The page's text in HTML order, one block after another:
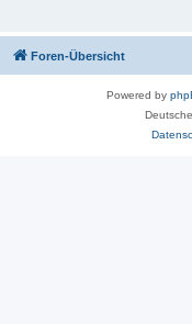
Foren-Übersicht
Powered by